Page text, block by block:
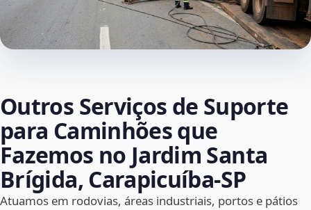
Outros Serviços de Suporte
para Caminhões que
Fazemos no Jardim Santa
Brígida, Carapicuíba‑SP
Atuamos em rodovias, áreas industriais, portos e pátios